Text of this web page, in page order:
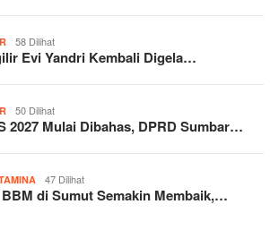
58 Dilihat
Evi Yandri Kembali Digela…
50 Dilihat
2027 Mulai Dibahas, DPRD Sumbar…
47 Dilihat
di Sumut Semakin Membaik,…